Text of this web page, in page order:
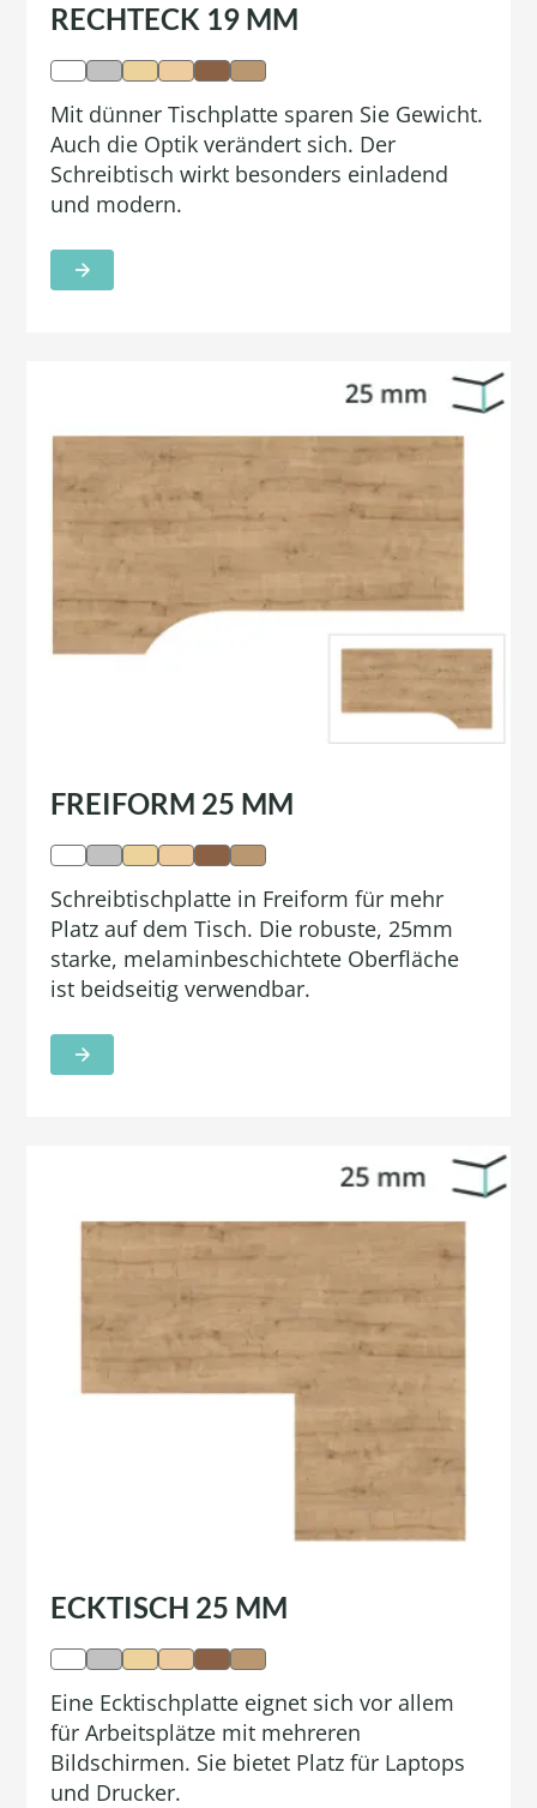
RECHTECK 19 MM
Mit dünner Tischplatte sparen Sie Gewicht.
Auch die Optik verändert sich. Der
Schreibtisch wirkt besonders einladend
und modern.
FREIFORM 25 MM
Schreibtischplatte in Freiform für mehr
Platz auf dem Tisch. Die robuste, 25mm
starke, melaminbeschichtete Oberfläche
ist beidseitig verwendbar.
ECKTISCH 25 MM
Eine Ecktischplatte eignet sich vor allem
für Arbeitsplätze mit mehreren
Bildschirmen. Sie bietet Platz für Laptops
und Drucker.